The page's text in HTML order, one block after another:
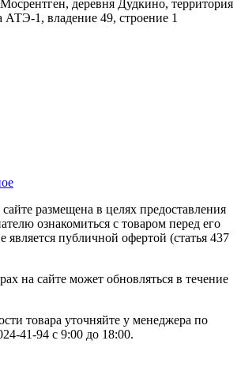
деревня Дудкино, территория
1, владение 49, строение 1
размещена в целях предоставления
ознакомиться с товаром перед его
является публичной офертой (статья 437
на сайте может обновляться в течение
товара уточняйте у менеджера по
41-94 с 9:00 до 18:00.